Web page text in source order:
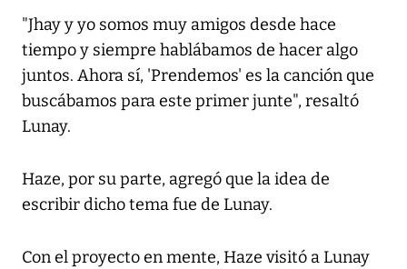
"Jhay y yo somos muy amigos desde hace
tiempo y siempre hablábamos de hacer algo
juntos. Ahora sí, 'Prendemos' es la canción que
buscábamos para este primer junte", resaltó
Lunay.
Haze, por su parte, agregó que la idea de
escribir dicho tema fue de Lunay.
Con el proyecto en mente, Haze visitó a Lunay